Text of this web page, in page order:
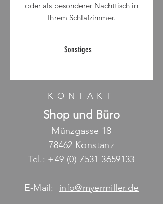
oder als besonderer Nachttisch in
Ihrem Schlafzimmer.
Sonstiges
Lieferung auf Anfrage möglich
KONTAKT
Shop und Büro
Münzgasse 18
78462 Konstanz
Tel.: +49 (0) 7531 3659133
E-Mail: info@myermiller.de